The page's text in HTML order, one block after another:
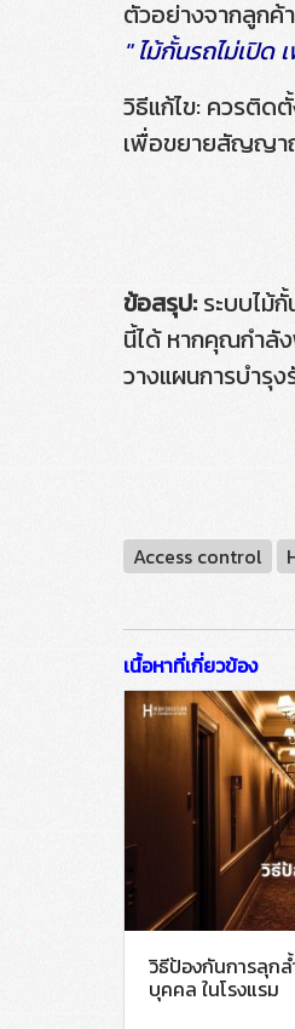
ตัวอย่างจากลูกค้
" ไม้กั้นรถไม่เปิด
วิธีแก้ไข: ควรติด
เพื่อขยายสัญญา
ข้อสรุป: ระบบไม้
นี้ได้ หากคุณกำลั
วางแผนการบำรุ
Access control
เนื้อหาที่เกี่ยวข้อง
วิธีป้องกันการลุก
บุคคล ในโรงแรม